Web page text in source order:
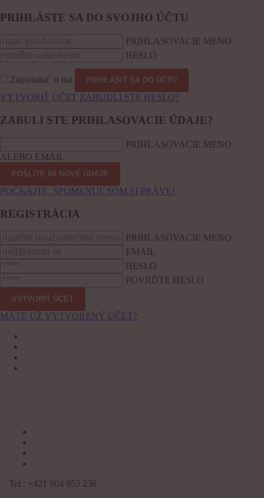
PRIHLÁSTE SA DO SVOJHO ÚČTU
PRIHLASOVACIE MENO
HESLO
Zapamätať si ma
VYTVORIŤ ÚČET ZABUDLI STE HESLO?
ZABULI STE PRIHLASOVACIE ÚDAJE?
PRIHLASOVACIE MENO
ALEBO EMAIL
POČKAJTE, SPOMENUL SOM SI PRÁVE!
REGISTRÁCIA
PRIHLASOVACIE MENO
EMAIL
HESLO
POVRĎTE HESLO
MÁTE UŽ VYTVORENÝ ÚČET?
Tel.: +421 904 653 236